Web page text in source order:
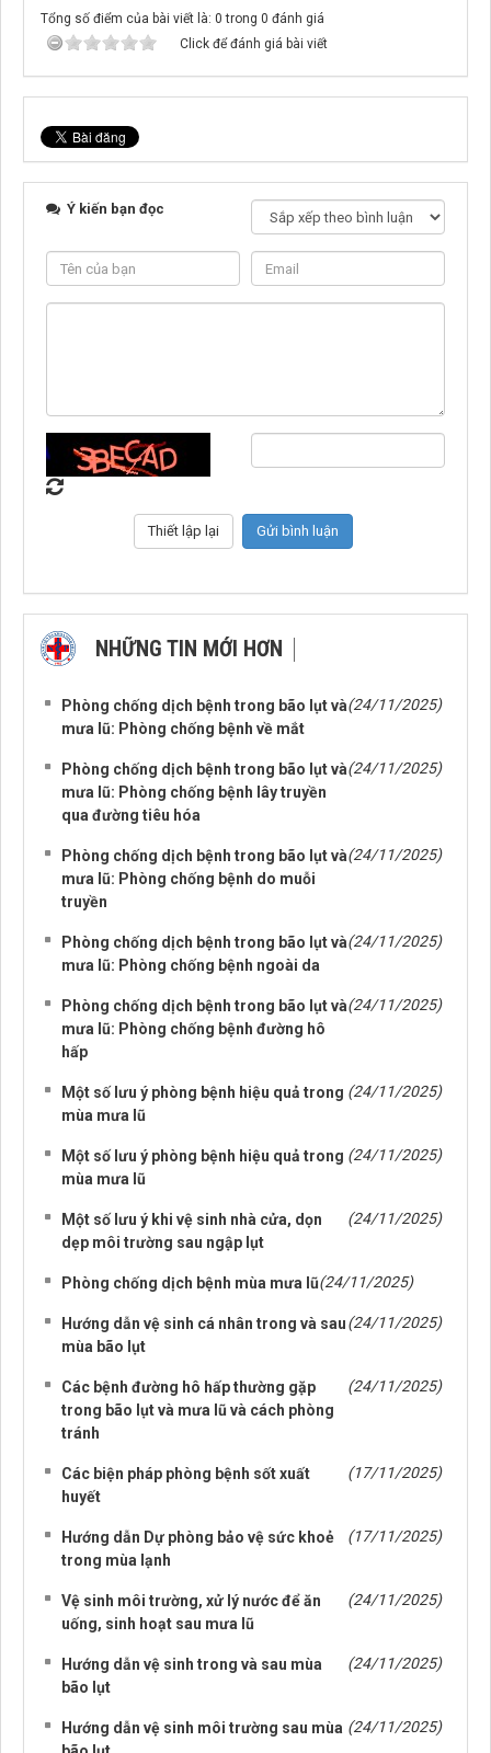
Tổng số điểm của bài viết là: 0 trong 0 đánh giá
Click để đánh giá bài viết
Ý kiến bạn đọc
NHỮNG TIN MỚI HƠN
Phòng chống dịch bệnh trong bão lụt và
mưa lũ: Phòng chống bệnh về mắt
(24/11/2025)
Phòng chống dịch bệnh trong bão lụt và
mưa lũ: Phòng chống bệnh lây truyền
qua đường tiêu hóa
(24/11/2025)
Phòng chống dịch bệnh trong bão lụt và
mưa lũ: Phòng chống bệnh do muỗi
truyền
(24/11/2025)
Phòng chống dịch bệnh trong bão lụt và
mưa lũ: Phòng chống bệnh ngoài da
(24/11/2025)
Phòng chống dịch bệnh trong bão lụt và
mưa lũ: Phòng chống bệnh đường hô
hấp
(24/11/2025)
Một số lưu ý phòng bệnh hiệu quả trong
mùa mưa lũ
(24/11/2025)
Một số lưu ý phòng bệnh hiệu quả trong
mùa mưa lũ
(24/11/2025)
Một số lưu ý khi vệ sinh nhà cửa, dọn
dẹp môi trường sau ngập lụt
(24/11/2025)
Phòng chống dịch bệnh mùa mưa lũ(24/11/2025)
Hướng dẫn vệ sinh cá nhân trong và sau
mùa bão lụt
(24/11/2025)
Các bệnh đường hô hấp thường gặp
trong bão lụt và mưa lũ và cách phòng
tránh
(24/11/2025)
Các biện pháp phòng bệnh sốt xuất
huyết
(17/11/2025)
Hướng dẫn Dự phòng bảo vệ sức khoẻ
trong mùa lạnh
(17/11/2025)
Vệ sinh môi trường, xử lý nước để ăn
uống, sinh hoạt sau mưa lũ
(24/11/2025)
Hướng dẫn vệ sinh trong và sau mùa
bão lụt
(24/11/2025)
Hướng dẫn vệ sinh môi trường sau mùa (24/11/2025)